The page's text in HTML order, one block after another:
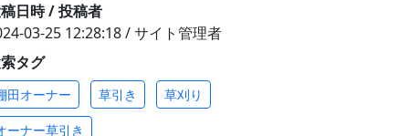
日時 / 投稿者
03-25 12:28:18 / サイト管理者
タグ
田オーナー 草引き 草刈り
ーナー草引き